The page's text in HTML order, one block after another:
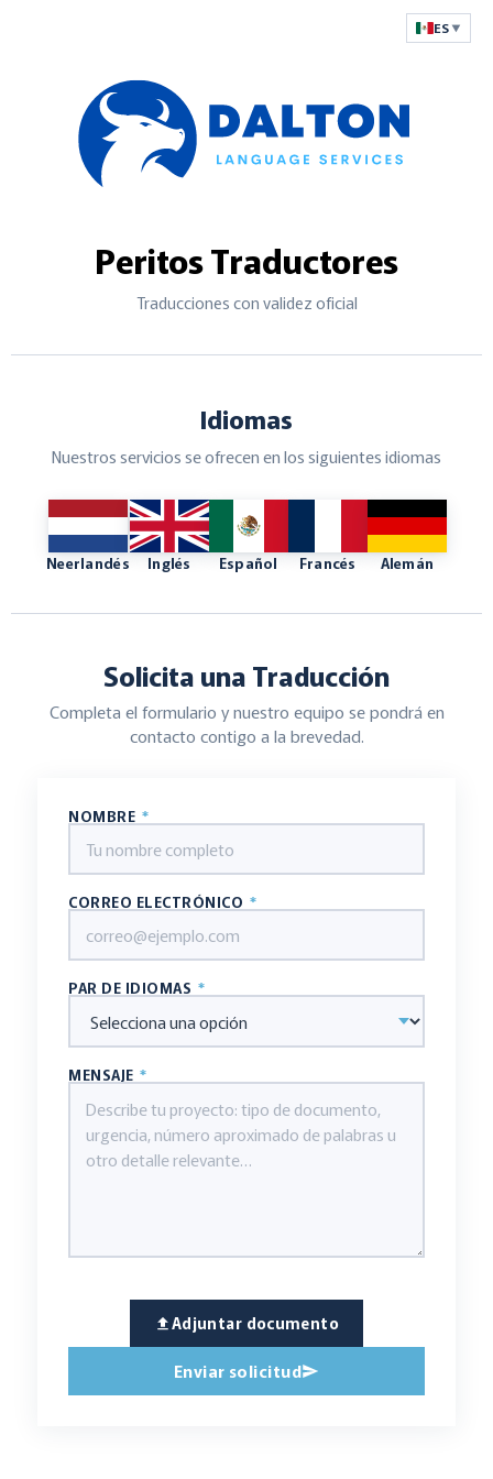
ES ▼
PeritosTraductores
Traducciones con validez oficial
Idiomas
Nuestros servicios se ofrecen en los siguientes idiomas
Neerlandés Inglés Español Francés Alemán
Solicita una Traducción
Completa el formulario y nuestro equipo se pondrá en
contacto contigo a la brevedad.
NOMBRE *
CORREO ELECTRÓNICO *
PAR DE IDIOMAS *
MENSAJE *
Adjuntar documento
Enviar solicitud